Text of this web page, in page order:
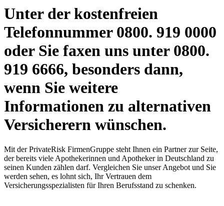
Unter der kostenfreien
Telefonnummer 0800. 919 0000
oder Sie faxen uns unter 0800.
919 6666, besonders dann,
wenn Sie weitere
Informationen zu alternativen
Versicherern wünschen.
Mit der PrivateRisk FirmenGruppe steht Ihnen ein Partner zur Seite,
der bereits viele Apothekerinnen und Apotheker in Deutschland zu
seinen Kunden zählen darf. Vergleichen Sie unser Angebot und Sie
werden sehen, es lohnt sich, Ihr Vertrauen dem
Versicherungsspezialisten für Ihren Berufsstand zu schenken.